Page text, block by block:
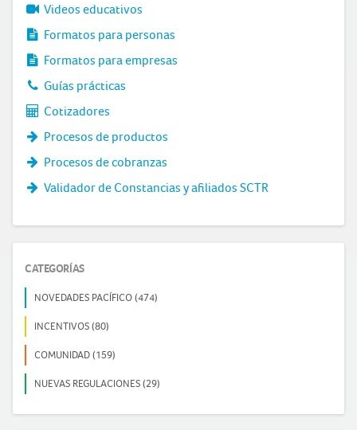
Videos educativos
Formatos para personas
Formatos para empresas
Guías prácticas
Cotizadores
Procesos de productos
Procesos de cobranzas
Validador de Constancias y afiliados SCTR
CATEGORÍAS
NOVEDADES PACÍFICO (474)
INCENTIVOS (80)
COMUNIDAD (159)
NUEVAS REGULACIONES (29)